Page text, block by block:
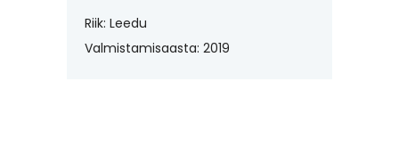
Riik: Leedu
Valmistamisaasta: 2019